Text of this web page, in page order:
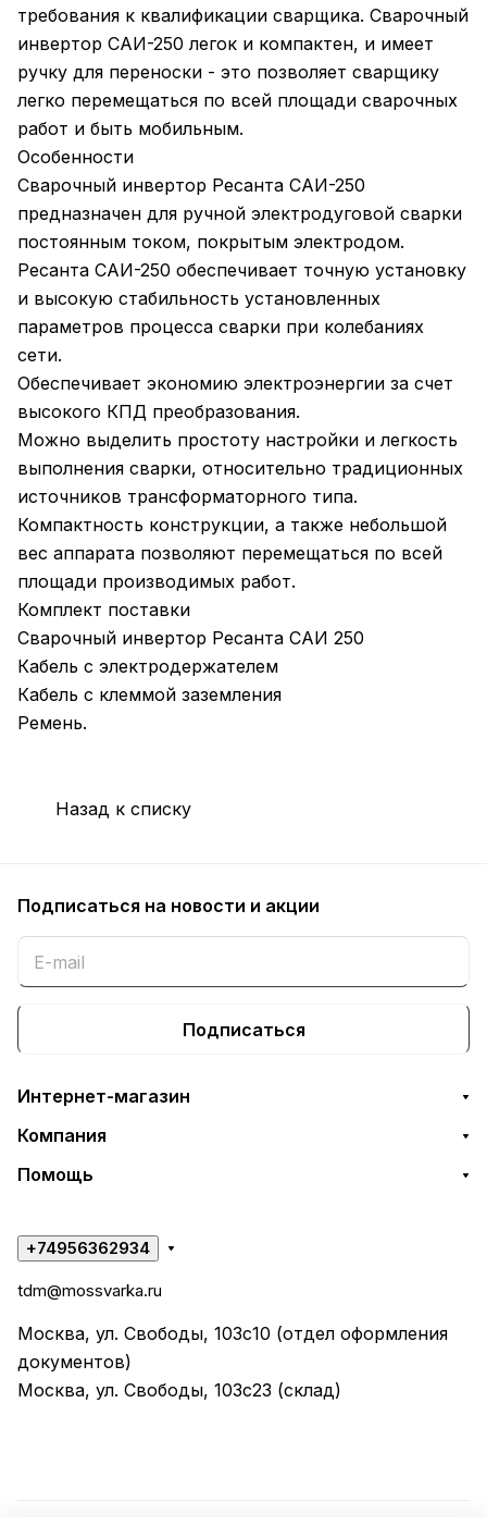
требования к квалификации сварщика. Сварочный
инвертор САИ-250 легок и компактен, и имеет
ручку для переноски - это позволяет сварщику
легко перемещаться по всей площади сварочных
работ и быть мобильным.
Особенности
Сварочный инвертор Ресанта САИ-250
предназначен для ручной электродуговой сварки
постоянным током, покрытым электродом.
Ресанта САИ-250 обеспечивает точную установку
и высокую стабильность установленных
параметров процесса сварки при колебаниях
сети.
Обеспечивает экономию электроэнергии за счет
высокого КПД преобразования.
Можно выделить простоту настройки и легкость
выполнения сварки, относительно традиционных
источников трансформаторного типа.
Компактность конструкции, а также небольшой
вес аппарата позволяют перемещаться по всей
площади производимых работ.
Комплект поставки
Сварочный инвертор Ресанта САИ 250
Кабель с электродержателем
Кабель с клеммой заземления
Ремень.
Назад к списку
Подписаться на новости и акции
Подписаться
Интернет-магазин
Компания
Помощь
+74956362934
tdm@mossvarka.ru
Москва, ул. Свободы, 103с10 (отдел оформления
документов)
Москва, ул. Свободы, 103с23 (склад)